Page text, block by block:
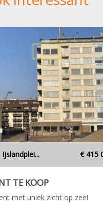
€ 415
TE KOOP
met uniek zicht op zee!